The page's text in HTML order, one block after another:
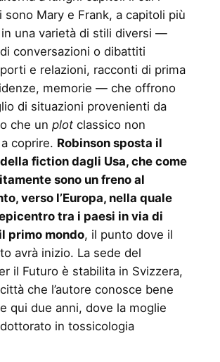
sono Mary e Frank, a capitoli più
una varietà di stili diversi —
conversazioni o dibattiti
e relazioni, racconti di prima
memorie — che offrono
di situazioni provenienti da
che un plotclassico non
coprire. Robinson sposta il
fiction dagli Usa, che come
sono un freno al
verso l’Europa, nella quale
tra i paesi in via di
primo mondo, il punto dove il
avrà inizio. La sede del
il Futuro è stabilita in Svizzera,
che l’autore conosce bene
qui due anni, dove la moglie
in tossicologia